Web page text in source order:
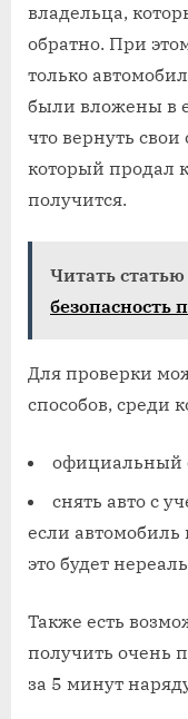
владельца,
обратно. При
только
были вложены в
что вернуть
который продал
получится.
Читать статью
безопасность
Для проверки
способов, среди
официальный
снять авто с
если автомобиль
это будет
Также есть
получить очень
за 5 минут